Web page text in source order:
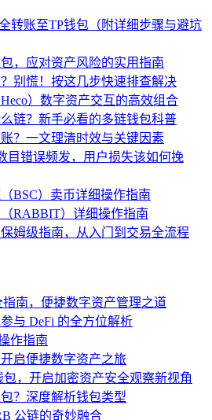
转账至TP钱包（附详细步骤与避坑
，应对资产风险的实用指南
别慌！按这几步快速排查解决
）数字资产交互的高效组合
链？新手必看的多链钱包科普
？一文理清时效与关键因素
目错误频发，用户损失该如何挽
BSC）卖币详细操作指南
RABBIT）详细操作指南
姆级指南，从入门到交易全流程
南，便捷数字资产管理之道
与 DeFi 的全方位解析
作指南
启便捷数字资产之旅
包，开启加密资产安全观察新视角
？深度解析钱包类型
公链的奇妙融合